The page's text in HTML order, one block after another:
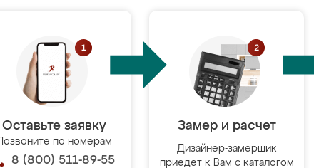
Оставьте заявку
Позвоните по номерам
8 (800) 511-89-55
Замер и расчет
Дизайнер-замерщик
приедет к Вам с каталогом